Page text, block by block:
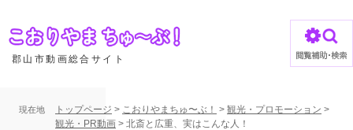
ジ
郡山市動画総合サイト
現在地 トップページ > こおりやまちゅ〜ぶ！ > 観光・プロモーション >
観光・PR動画 > 北斎と広重、実はこんな人！